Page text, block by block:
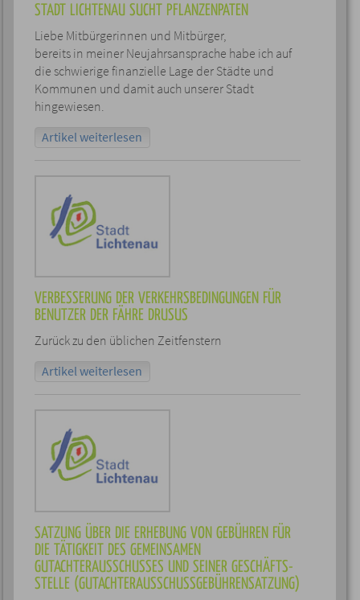
STADT LICHTENAU SUCHT PFLANZENPATEN
Liebe Mitbürgerinnen und Mitbürger,
bereits in meiner Neujahrsansprache habe ich auf
die schwierige finanzielle Lage der Städte und
Kommunen und damit auch unserer Stadt
hingewiesen.
Artikel weiterlesen
VERBESSERUNG DER VERKEHRSBEDINGUNGEN FÜR
BENUTZER DER FÄHRE DRUSUS
Zurück zu den üblichen Zeitfenstern
Artikel weiterlesen
SATZUNG ÜBER DIE ERHEBUNG VON GEBÜHREN FÜR
DIE TÄTIGKEIT DES GEMEINSAMEN
GUTACHTERAUSSCHUSSES UND SEINER GESCHÄFTS-
STELLE (GUTACHTERAUSSCHUSSGEBÜHRENSATZUNG)